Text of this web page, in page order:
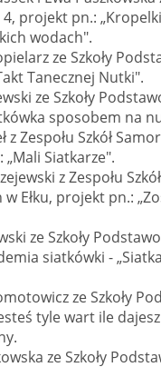
projekt pn.:
wodach".
ze Szkoły
Tanecznej Nutki".
ze Szkoły
sposobem na
z Zespołu Szkół
„Mali Siatkarze".
z Zespołu Szkół
Ełku, projekt pn.:
ze Szkoły
siatkówki -
ze Szkoły
tyle wart ile
ze Szkoły